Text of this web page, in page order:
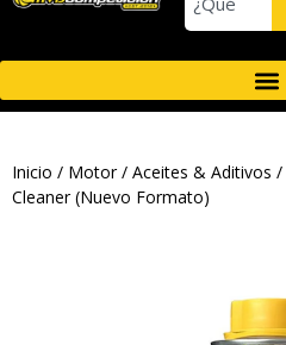
Inicio / Motor/ Aceites & Aditivos /
Cleaner (Nuevo Formato)